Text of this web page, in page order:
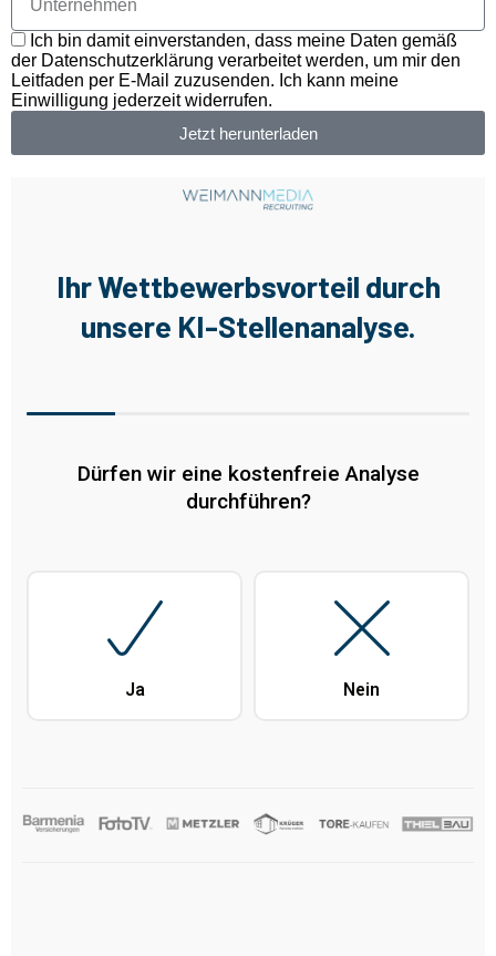
Ich bin damit einverstanden, dass meine Daten gemäß
der Datenschutzerklärung verarbeitet werden, um mir den
Leitfaden per E-Mail zuzusenden. Ich kann meine
Einwilligung jederzeit widerrufen.
Jetzt herunterladen